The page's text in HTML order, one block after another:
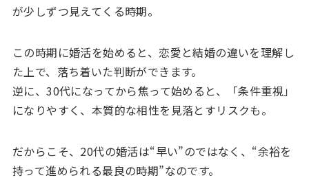
が少しずつ見えてくる時期。
この時期に婚活を始めると、恋愛と結婚の違いを理解し
た上で、落ち着いた判断ができます。
逆に、30代になってから焦って始めると、「条件重視」
になりやすく、本質的な相性を見落とすリスクも。
だからこそ、20代の婚活は“早い”のではなく、“余裕を
持って進められる最良の時期”なのです。